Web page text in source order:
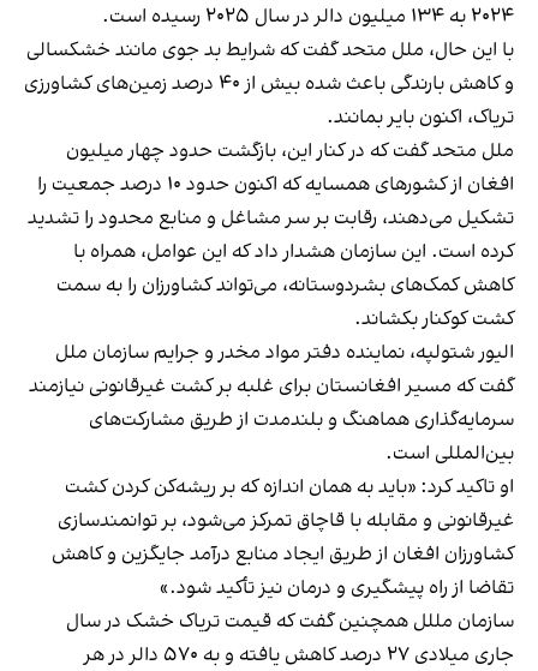
۲۰۲۴ به ۱۳۴ میلیون دالر در سال ۲۰۲۵ رسیده است.
با این حال، ملل متحد گفت که شرایط بد جوی مانند خشکسالی
و کاهش بارندگی باعث شده بیش از ۴۰ درصد زمین‌های کشاورزی
تریاک، اکنون بایر بمانند.
ملل متحد گفت که در کنار این، بازگشت حدود چهار میلیون
افغان از کشورهای همسایه که اکنون حدود ۱۰ درصد جمعیت را
تشکیل می‌دهند، رقابت بر سر مشاغل و منابع محدود را تشدید
کرده است. این سازمان هشدار داد که این عوامل، همراه با
کاهش کمک‌های بشردوستانه، می‌تواند کشاورزان را به سمت
کشت کوکنار بکشاند.
الیور شتولپه، نماینده دفتر مواد مخدر و جرایم سازمان ملل
گفت که مسیر افغانستان برای غلبه بر کشت غیرقانونی نیازمند
سرمایه‌گذاری هماهنگ و بلندمدت از طریق مشارکت‌های
بین‌المللی است.
او تاکید کرد: «باید به همان اندازه که بر ریشه‌کن کردن کشت
غیرقانونی و مقابله با قاچاق تمرکز می‌شود، بر توانمندسازی
کشاورزان افغان از طریق ایجاد منابع درآمد جایگزین و کاهش
تقاضا از راه پیشگیری و درمان نیز تأکید شود.»
سازمان مللل همچنین گفت که قیمت تریاک خشک در سال
جاری میلادی ۲۷ درصد کاهش یافته و به ۵۷۰ دالر در هر